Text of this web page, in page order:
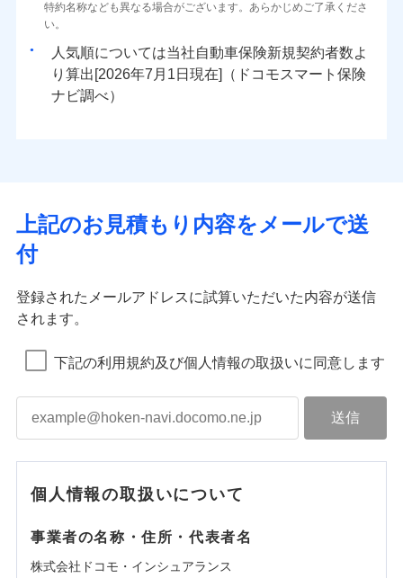
特約名称なども異なる場合がございます。あらかじめご了承くださ
い。
人気順については当社
新規契約者数よ
り算出[
年 月
日現在]（ドコモスマート保険
ナビ調べ）
上記のお見積もり内容をメールで送
付
登録されたメールアドレスに試算いただいた内容が送信
されます。
下記の利用規約及び個人情報の取扱いに同意します
個人情報の取扱いについて
事業者の名称・住所・代表者名
株式会社ドコモ・インシュアランス